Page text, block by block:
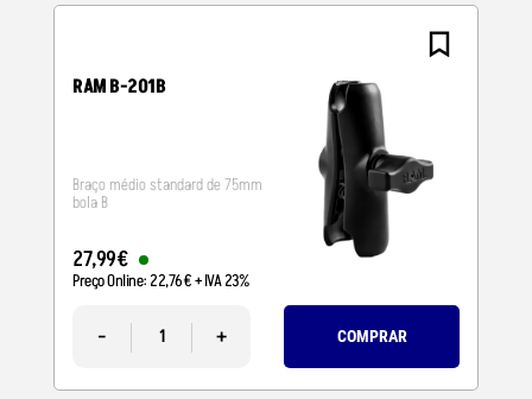
RAM B-201B
Braço médio standard de 75mm
bola B
27,99€
Preço Online: 22,76€+ IVA 23%
- + COMPRAR